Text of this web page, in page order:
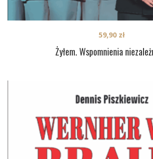
Żyłem. Wspomnienia
59,90 zł